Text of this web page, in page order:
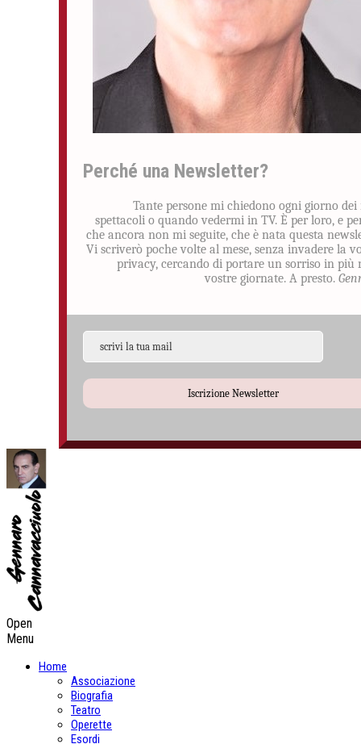
Perché una Newsletter?
Tante persone mi chiedono ogni giorno dei
spettacoli o quando vedermi in TV. È per loro, e
che ancora non mi seguite, che è nata questa
Vi scriverò poche volte al mese, senza invadere la
privacy, cercando di portare un sorriso in più
vostre giornate. A presto.
Iscrizione Newsletter
Open
Menu
Home
Associazione
Biografia
Teatro
Operette
Esordi